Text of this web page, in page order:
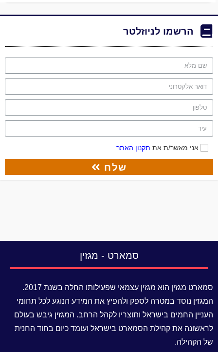
הרשמו לניוזלטר
אני מאשר/ת את תקנון האתר
שלח
סמארט - מגזין
סמארט מגזין הוא מגזין עצמאי שפעילותו החלה בשנת 2017.
המגזין נוסד במטרה לספק ולהפיץ את המידע הנוגע לכל תחומי
העניין החמים בישראל ותוצריו לקהל הרחב. המגזין גיבש בעולם
לראשונה את קהילת הסמארט בישראל ועומד כיום בחוד החנית
של הקהילה.